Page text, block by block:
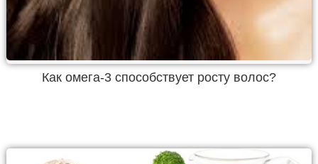
Как омега-3 способствует росту волос?